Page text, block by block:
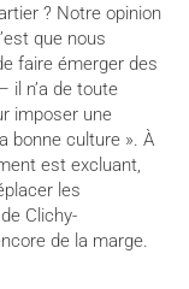
? Notre opinion
que nous
faire émerger des
il n’a de toute
imposer une
bonne culture ». À
est excluant,
les
Clichy-
de la marge.